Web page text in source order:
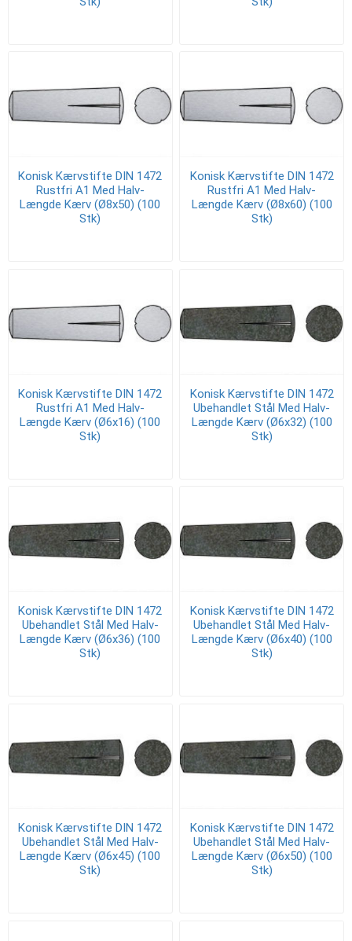
Konisk Kærvstifte DIN 1472
Rustfri A1 Med Halv-
Længde Kærv (Ø8x50) (100
Stk)
Konisk Kærvstifte DIN 1472
Rustfri A1 Med Halv-
Længde Kærv (Ø8x60) (100
Stk)
Konisk Kærvstifte DIN 1472
Rustfri A1 Med Halv-
Længde Kærv (Ø6x16) (100
Stk)
Konisk Kærvstifte DIN 1472
Ubehandlet Stål Med Halv-
Længde Kærv (Ø6x32) (100
Stk)
Konisk Kærvstifte DIN 1472
Ubehandlet Stål Med Halv-
Længde Kærv (Ø6x36) (100
Stk)
Konisk Kærvstifte DIN 1472
Ubehandlet Stål Med Halv-
Længde Kærv (Ø6x40) (100
Stk)
Konisk Kærvstifte DIN 1472
Ubehandlet Stål Med Halv-
Længde Kærv (Ø6x45) (100
Stk)
Konisk Kærvstifte DIN 1472
Ubehandlet Stål Med Halv-
Længde Kærv (Ø6x50) (100
Stk)